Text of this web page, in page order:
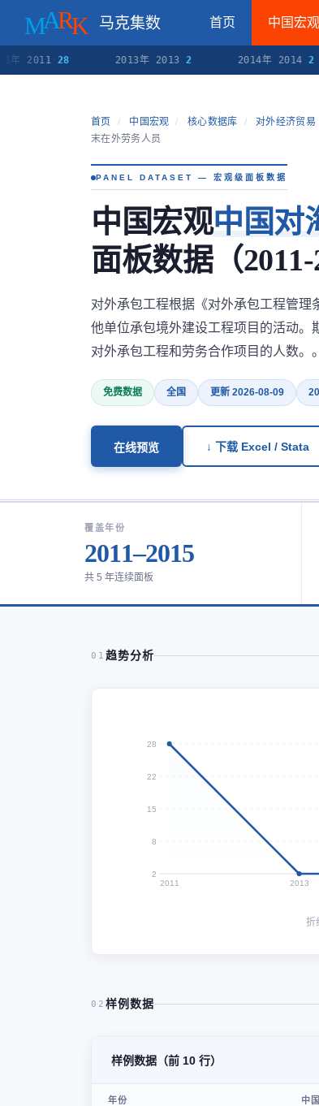
马克集数 首页 中国宏观
年 2011 28 2013年 2013 2 2014年 2014 2
首页 / 中国宏观 / 核心数据库 / 对外经济贸易
末在外劳务人员
PANEL DATASET — 宏观级面板数据
中国宏观中国对
面板数据（2011-
对外承包工程根据《对外承包工程管
他单位承包境外建设工程项目的活动。
对外承包工程和劳务合作项目的人数。
免费数据 全国 更新 2026-08-09
在线预览 ↓ 下载 Excel / Stata
覆盖年份
2011–2015
共 5 年连续面板
01 趋势分析
28
22
15
8
2
2011
2013
折
02 样例数据
样例数据（前 10 行）
年份 中